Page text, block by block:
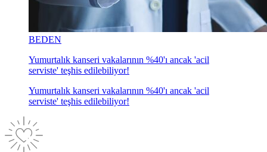
BEDEN
Yumurtalık kanseri vakalarının %40'ı ancak 'acil
serviste' teşhis edilebiliyor!
Yumurtalık kanseri vakalarının %40'ı ancak 'acil
serviste' teşhis edilebiliyor!